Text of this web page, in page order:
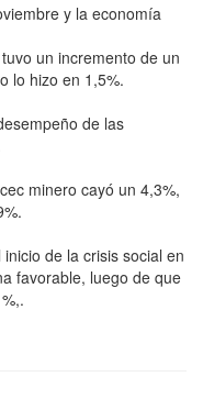
y la economía
un incremento de un
lo hizo en 1,5%.
de las
minero cayó un 4,3%,
de la crisis social en
favorable, luego de que